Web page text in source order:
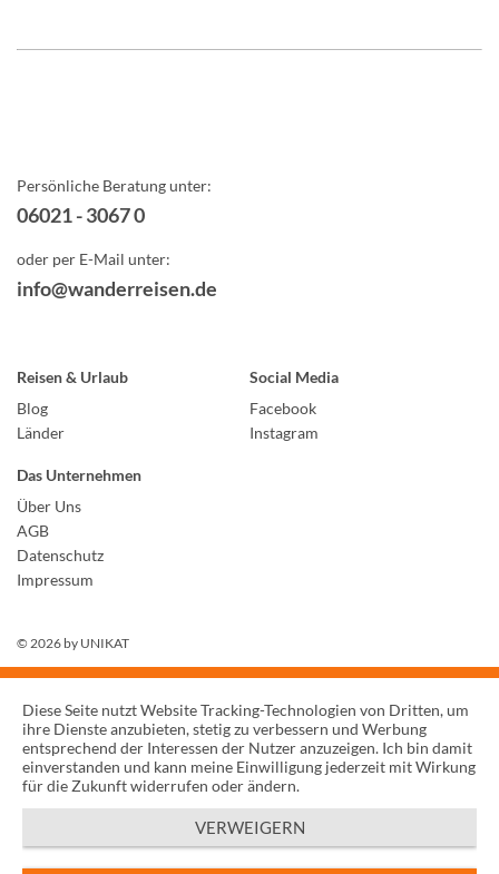
Persönliche Beratung unter:
06021 - 3067 0
oder per E-Mail unter:
info@wanderreisen.de
Reisen & Urlaub
Blog
Länder
Social Media
Facebook
Instagram
Das Unternehmen
Über Uns
AGB
Datenschutz
Impressum
© 2026 by UNIKAT
Diese Seite nutzt Website Tracking-Technologien von Dritten, um
ihre Dienste anzubieten, stetig zu verbessern und Werbung
entsprechend der Interessen der Nutzer anzuzeigen. Ich bin damit
einverstanden und kann meine Einwilligung jederzeit mit Wirkung
für die Zukunft widerrufen oder ändern.
VERWEIGERN